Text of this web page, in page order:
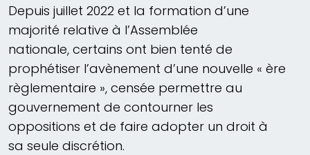
Depuis juillet 2022 et la formation d’une
majorité relative à l’Assemblée
nationale, certains ont bien tenté de
prophétiser l’avènement d’une nouvelle « ère
règlementaire », censée permettre au
gouvernement de contourner les
oppositions et de faire adopter un droit à
sa seule discrétion.